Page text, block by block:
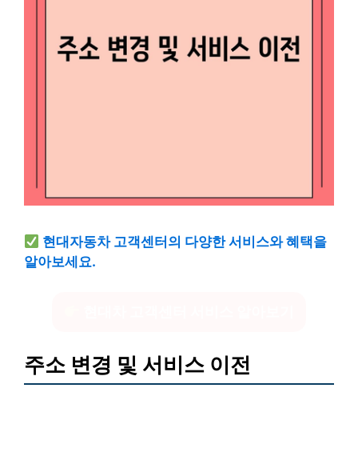
현대자동차 고객센터의 다양한 서비스와 혜택을
알아보세요.
주소 변경 및 서비스 이전